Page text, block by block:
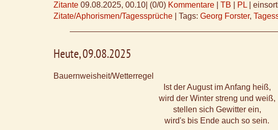
Zitante 09.08.2025, 00.10 (0/0) Kommentare TB PL
Zitate/Aphorismen/Tagessprüche
Tags: Georg Forster,
Heute, 09.08.2025
Bauernweisheit/Wetterregel
Ist der August im Anfang heiß,
wird der Winter streng und weiß,
stellen sich Gewitter ein,
wird's bis Ende auch so sein.